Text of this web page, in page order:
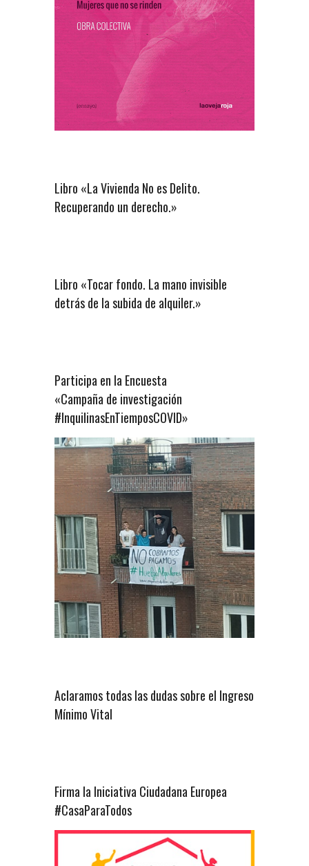
Libro «La Vivienda No es Delito.
Recuperando un derecho.»
Libro «Tocar fondo. La mano invisible
detrás de la subida de alquiler.»
Participa en la Encuesta
«Campaña de investigación
#InquilinasEnTiemposCOVID»
Aclaramos todas las dudas sobre el Ingreso
Mínimo Vital
Firma la Iniciativa Ciudadana Europea
#CasaParaTodos